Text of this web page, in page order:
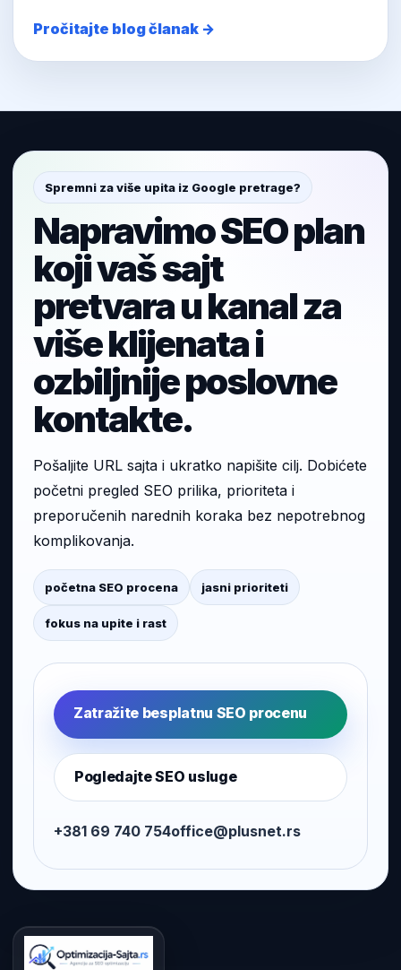
Pročitajte blog članak →
Spremni za više upita iz Google pretrage?
Napravimo SEO plan
koji vaš sajt
pretvara u kanal za
više klijenata i
ozbiljnije poslovne
kontakte.
Pošaljite URL sajta i ukratko napišite cilj. Dobićete
početni pregled SEO prilika, prioriteta i
preporučenih narednih koraka bez nepotrebnog
komplikovanja.
početna SEO procena jasni prioriteti
fokus na upite i rast
Zatražite besplatnu SEO procenu
Pogledajte SEO usluge
+381 69 740 754office@plusnet.rs